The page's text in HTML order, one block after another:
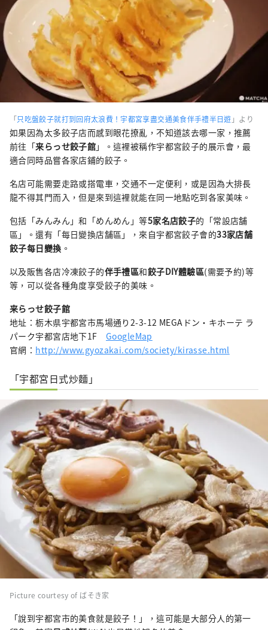
「只吃盤餃子就打到回府太浪費！宇都宮享盡交通美食伴手禮半日遊 」より
如果因為太多餃子店而感到眼花撩亂，不知道該去哪一家，推薦
前往「来らっせ餃子館」。這裡被稱作宇都宮餃子的展示會，最
適合同時品嘗各家店鋪的餃子。
名店可能需要走路或搭電車，交通不一定便利，或是因為大排長
龍不得其門而入，但是來到這裡就能在同一地點吃到各家美味。
包括「みんみん」和「めんめん」等5家名店餃子的「常設店舗
區」。還有「每日變換店舗區」，來自宇都宮餃子會的33家店舗
餃子每日變換 。
以及販售各店冷凍餃子的伴手禮區和餃子DIY體驗區(需要予約)等
等，可以從各種角度享受餃子的美味。
来らっせ餃子館
地址：栃木県宇都宮市馬場通り2-3-12 MEGAドン・キホーテ ラ
パーク宇都宮店地下1FGoogleMap
官網： http://www.gyozakai.com/society/kirasse.html
「宇都宮日式炒麵」
Picture courtesy of ばそき家
「說到宇都宮市的美食就是餃子！」，這可能是大部分人的第一